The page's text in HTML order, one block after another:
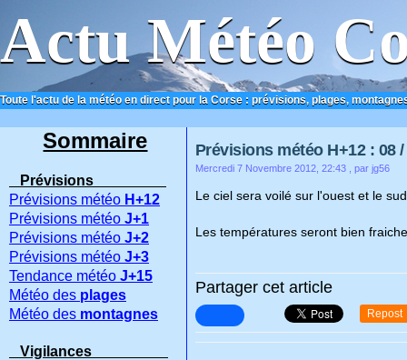
Actu Météo
Toute l'actu de la météo en direct pour la Corse : prévisions, plages,
ACCUEIL CONTACT
Prévisions météo H+12 : 08
Mercredi 7 Novembre 2012, 22:43 , par jg56
Le ciel sera voilé sur l'ouest et le
Les températures seront bien
Partager cet article
Repost
Sommaire
Prévisions
Prévisions météo H+12
Prévisions météo J+1
Prévisions météo J+2
Prévisions météo J+3
Tendance météo J+15
Météo des plages
Météo des montagnes
Vigilances